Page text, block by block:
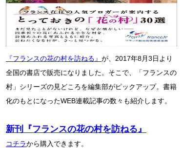
『フランスの花の村を訪ねる』 が、2017年8月3日より
全国の書店で販売になりました。そこで、「フランスの
村」シリーズの見どころを編集部がピックアップ。書籍
化のもとになったWEB連載記事の数々も紹介します。
新刊『フランスの花の村を訪ねる』
コチラから購入できます。